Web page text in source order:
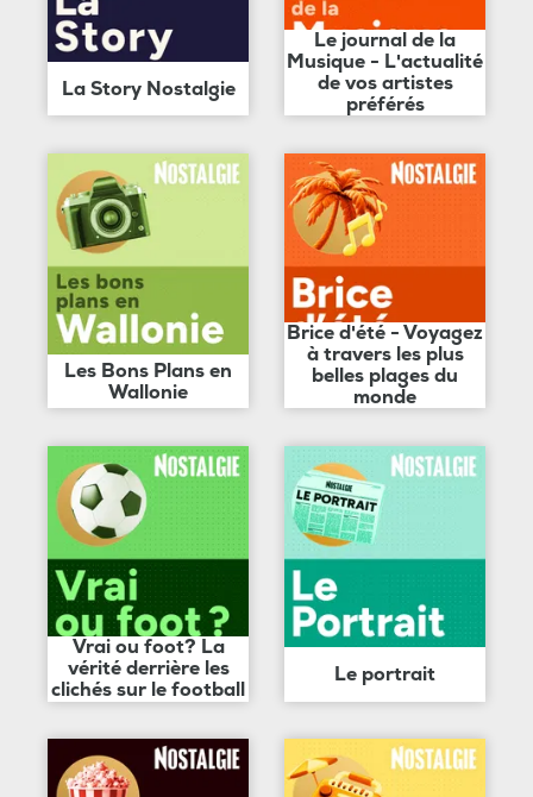
La Story Nostalgie
Le journal de la
Musique - L'actualité
de vos artistes
préférés
Les Bons Plans en
Wallonie
Brice d'été - Voyagez
à travers les plus
belles plages du
monde
Vrai ou foot? La
vérité derrière les
clichés sur le football
Le portrait